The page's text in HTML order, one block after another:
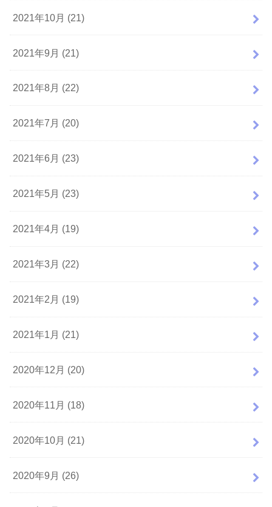
2021年10月 (21)
2021年9月 (21)
2021年8月 (22)
2021年7月 (20)
2021年6月 (23)
2021年5月 (23)
2021年4月 (19)
2021年3月 (22)
2021年2月 (19)
2021年1月 (21)
2020年12月 (20)
2020年11月 (18)
2020年10月 (21)
2020年9月 (26)